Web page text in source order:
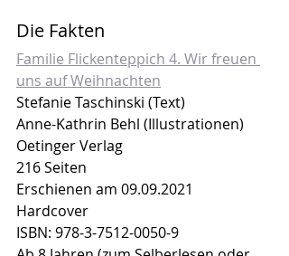
Die Fakten
Familie Flickenteppich 4. Wir freuen
uns auf Weihnachten
Stefanie Taschinski (Text)
Anne-Kathrin Behl (Illustrationen)
Oetinger Verlag
216 Seiten
Erschienen am 09.09.2021
Hardcover
ISBN: 978-3-7512-0050-9